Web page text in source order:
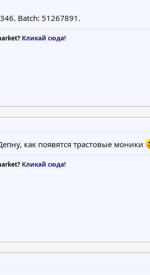
Batch: 51267891.
Кликай сюда!
как появятся трастовые моники
Кликай сюда!